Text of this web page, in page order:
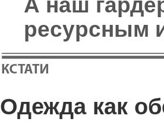
А наш
ресурсным
Одежда как